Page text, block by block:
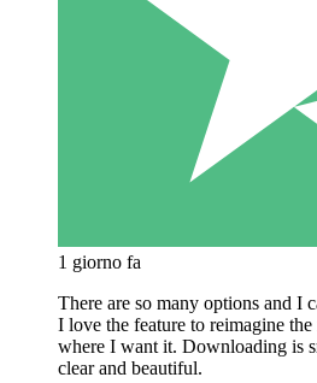
1 giorno fa
There are so many options and I
I love the feature to reimagine
where I want it. Downloading is
clear and beautiful.